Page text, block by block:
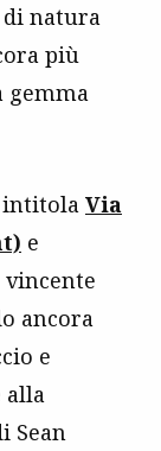
di natura
più
gemma
intitola Via
e
ancora
e
alla
Sean